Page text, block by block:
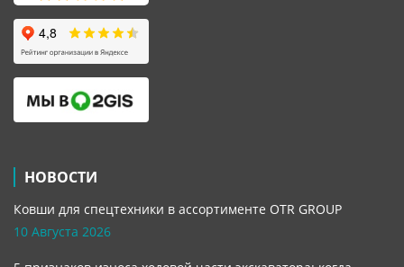
НОВОСТИ
Ковши для спецтехники в ассортименте OTR GROUP
10 Августа 2026